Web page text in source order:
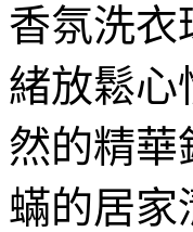
香氛洗衣
緒放鬆心
然的精華
蟎的居家